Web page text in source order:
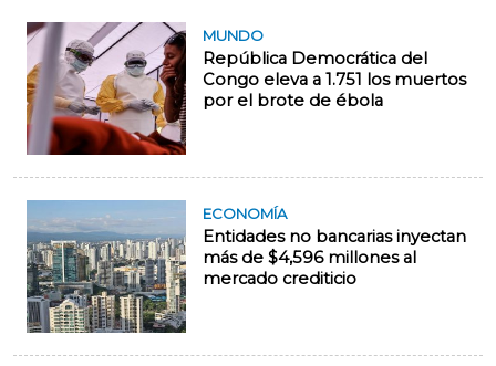
MUNDO
República Democrática del
Congo eleva a 1.751 los muertos
por el brote de ébola
ECONOMÍA
Entidades no bancarias inyectan
más de $4,596 millones al
mercado crediticio